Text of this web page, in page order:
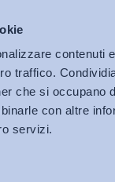
contenuti
traffico.
che si occupano
con altre
servizi.